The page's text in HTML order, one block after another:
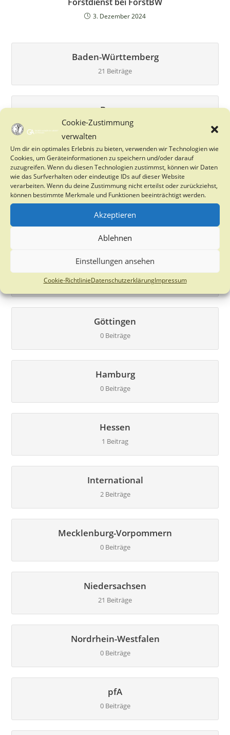
Cookie-Zustimmung
verwalten
Um dir ein optimales Erlebnis zu bieten, verwenden wir Technologien wie
Cookies, um Geräteinformationen zu speichern und/oder darauf
zuzugreifen. Wenn du diesen Technologien zustimmst, können wir Daten
wie das Surfverhalten oder eindeutige IDs auf dieser Website
verarbeiten. Wenn du deine Zustimmung nicht erteilst oder zurückziehst,
können bestimmte Merkmale und Funktionen beeinträchtigt werden.
Akzeptieren
Ablehnen
Einstellungen ansehen
Cookie-RichtlinieDatenschutzerklärungImpressum
3. Dezember 2024
Baden-Württemberg
21 Beiträge
Bayern
27 Beiträge
Berlin
0 Beiträge
Brandenburg
2 Beiträge
Bremen
0 Beiträge
Göttingen
0 Beiträge
Hamburg
0 Beiträge
Hessen
1 Beitrag
International
2 Beiträge
Mecklenburg-Vorpommern
0 Beiträge
Niedersachsen
21 Beiträge
Nordrhein-Westfalen
0 Beiträge
pfA
0 Beiträge